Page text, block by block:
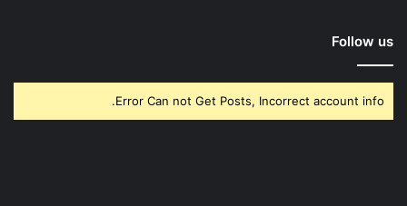
Follow us
Error Can not Get Posts, Incorrect account info.